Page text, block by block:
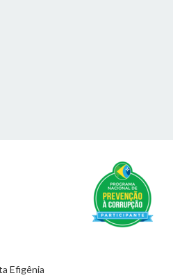
Efigênia